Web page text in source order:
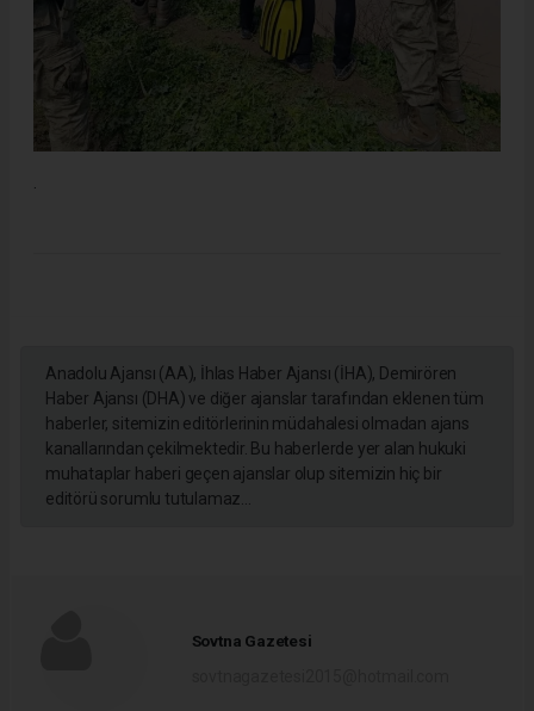
.
Anadolu Ajansı (AA), İhlas Haber Ajansı (İHA), Demirören
Haber Ajansı (DHA) ve diğer ajanslar tarafından eklenen tüm
haberler, sitemizin editörlerinin müdahalesi olmadan ajans
kanallarından çekilmektedir. Bu haberlerde yer alan hukuki
muhataplar haberi geçen ajanslar olup sitemizin hiç bir
editörü sorumlu tutulamaz...
Sovtna Gazetesi